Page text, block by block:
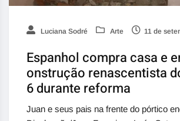
Luciana Sodré Arte 11 de
Espanhol compra casa e
onstrução renascentista
6 durante reforma
Juan e seus pais na frente do pórtico